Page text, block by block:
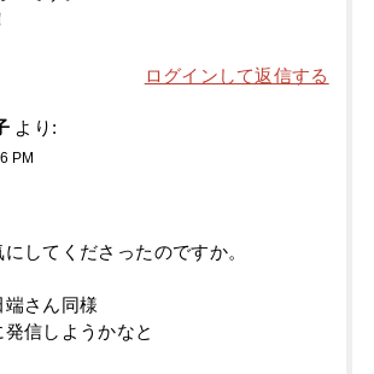
ログインして返信する
より:
PM
してくださったのですか。
端さん同様
信しようかなと